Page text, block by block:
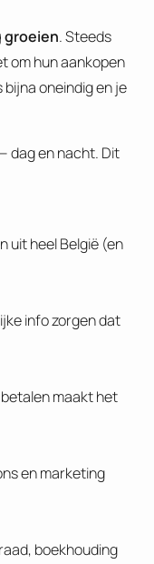
groeien. Steeds
om hun aankopen
oneindig en je
dag en nacht. Dit
uit heel België (en
info zorgen dat
maakt het
en marketing
boekhouding